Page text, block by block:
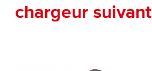
chargeur suivant